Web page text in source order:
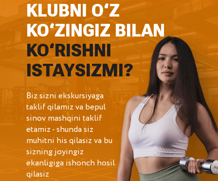
KLUBNI O‘Z
KO‘ZINGIZ BILAN
KO‘RISHNI
ISTAYSIZMI?
Biz sizni ekskursiyaga
taklif qilamiz va bepul
sinov mashqini taklif
etamiz - shunda siz
muhitni his qilasiz va bu
sizning joyingiz
ekanligiga ishonch hosil
qilasiz